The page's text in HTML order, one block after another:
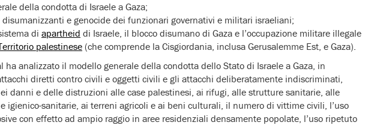
della condotta di Israele a Gaza;
e genocide dei funzionari governativi e militari israeliani;
di apartheid di Israele, il blocco disumano di Gaza e l’occupazione militare illegale
palestinese(che comprende la Cisgiordania, inclusa Gerusalemme Est, e Gaza).
ha analizzato il modello generale della condotta dello Stato di Israele a Gaza, in
diretti contro civili e oggetti civili e gli attacchi deliberatamente indiscriminati,
danni e delle distruzioni alle case palestinesi, ai rifugi, alle strutture sanitarie, alle
igienico-sanitarie, ai terreni agricoli e ai beni culturali, il numero di vittime civili, l’uso
con effetto ad ampio raggio in aree residenziali densamente popolate, l’uso ripetuto